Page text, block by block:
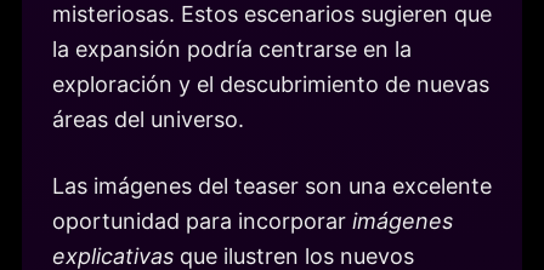
misteriosas. Estos escenarios sugieren que
la expansión podría centrarse en la
exploración y el descubrimiento de nuevas
áreas del universo.
Las imágenes del teaser son una excelente
oportunidad para incorporar imágenes
explicativas que ilustren los nuevos